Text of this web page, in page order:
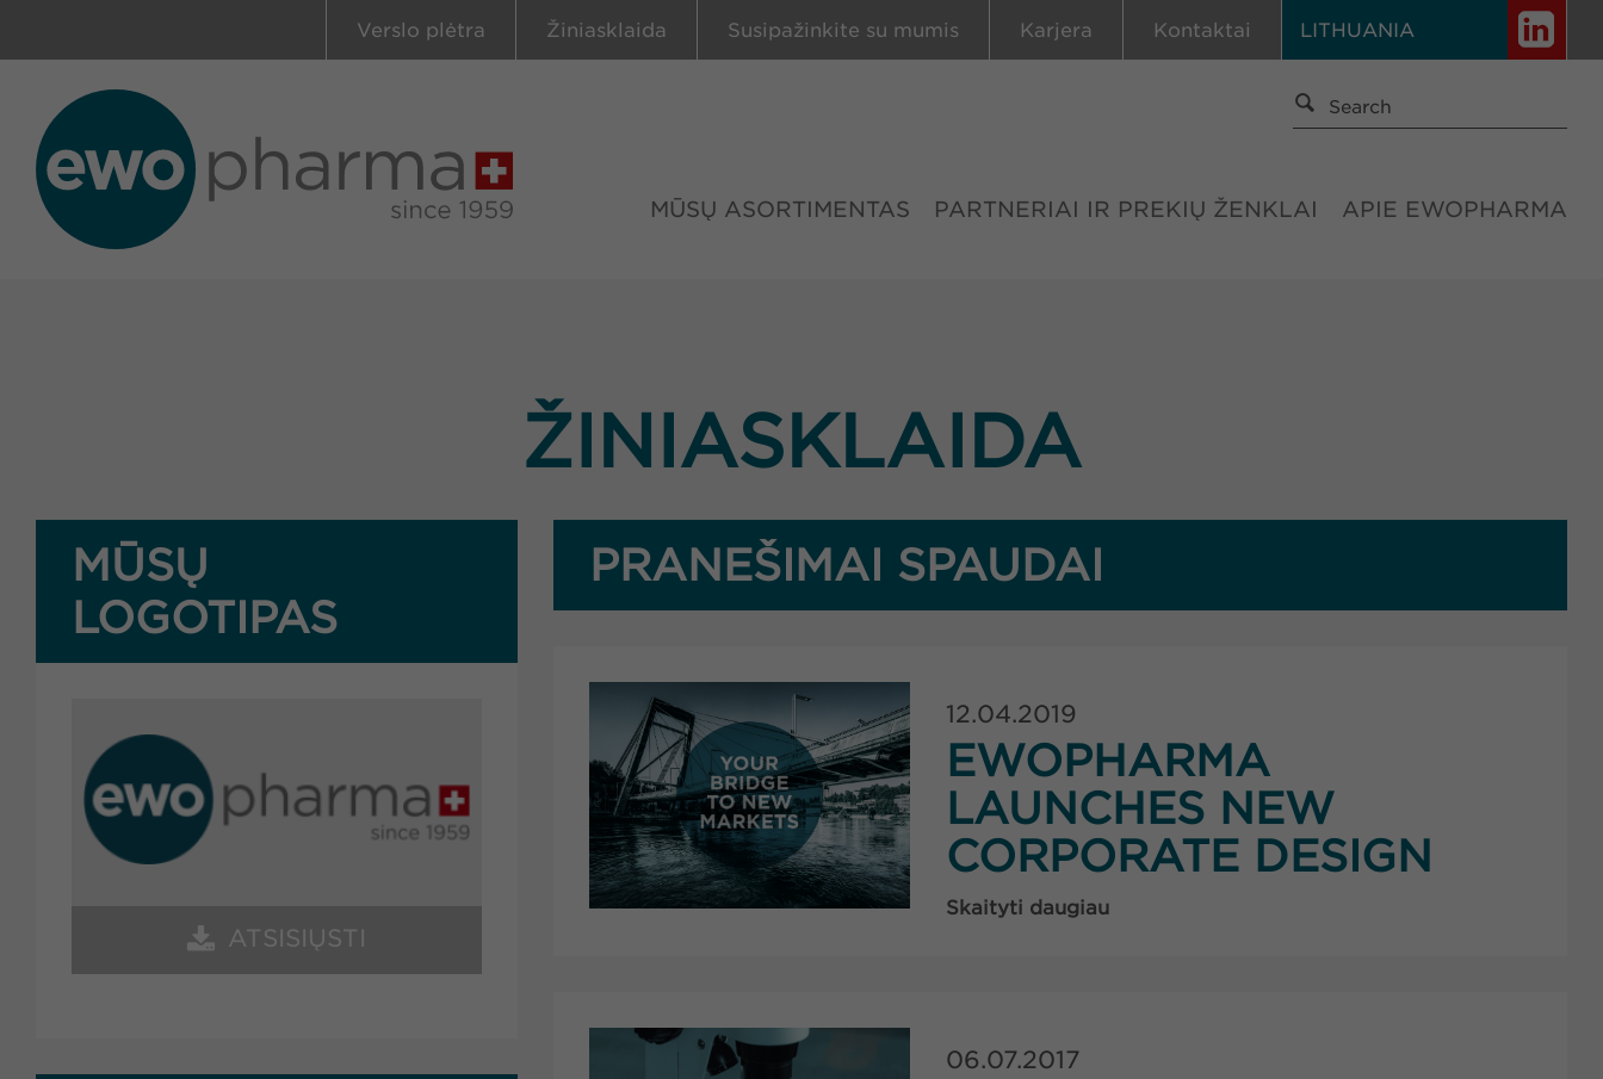
LITHUANIA
Verslo plėtra Žiniasklaida Susipažinkite su mumis Karjera Kontaktai
MŪSŲ ASORTIMENTAS PARTNERIAI IR PREKIŲ ŽENKLAI APIE EWOPHARMA
ŽINIASKLAIDA
MŪSŲ
LOGOTIPAS
ATSISIŲSTI
PRANEŠIMAI SPAUDAI
12.04.2019
EWOPHARMA
LAUNCHES NEW
CORPORATE DESIGN
Skaityti daugiau
06.07.2017